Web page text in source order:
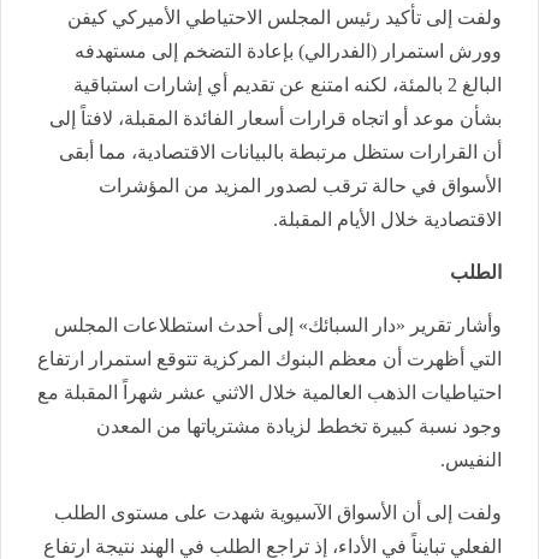
ولفت إلى تأكيد رئيس المجلس الاحتياطي الأميركي كيفن
وورش استمرار (الفدرالي) بإعادة التضخم إلى مستهدفه
البالغ 2 بالمئة، لكنه امتنع عن تقديم أي إشارات استباقية
بشأن موعد أو اتجاه قرارات أسعار الفائدة المقبلة، لافتاً إلى
أن القرارات ستظل مرتبطة بالبيانات الاقتصادية، مما أبقى
الأسواق في حالة ترقب لصدور المزيد من المؤشرات
الاقتصادية خلال الأيام المقبلة.
الطلب
وأشار تقرير «دار السبائك» إلى أحدث استطلاعات المجلس
التي أظهرت أن معظم البنوك المركزية تتوقع استمرار ارتفاع
احتياطيات الذهب العالمية خلال الاثني عشر شهراً المقبلة مع
وجود نسبة كبيرة تخطط لزيادة مشترياتها من المعدن
النفيس.
ولفت إلى أن الأسواق الآسيوية شهدت على مستوى الطلب
الفعلي تبايناً في الأداء، إذ تراجع الطلب في الهند نتيجة ارتفاع